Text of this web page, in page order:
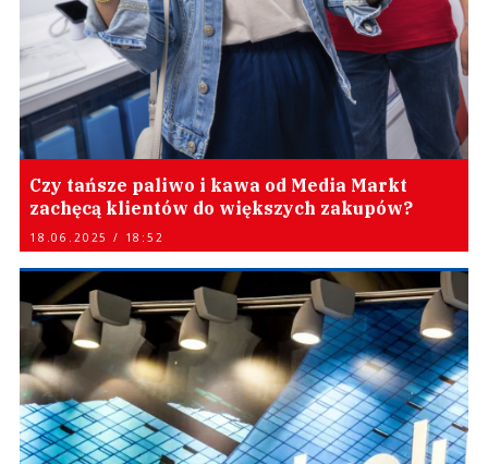
Czy tańsze paliwo i kawa od Media Markt
zachęcą klientów do większych zakupów?
18.06.2025 / 18:52